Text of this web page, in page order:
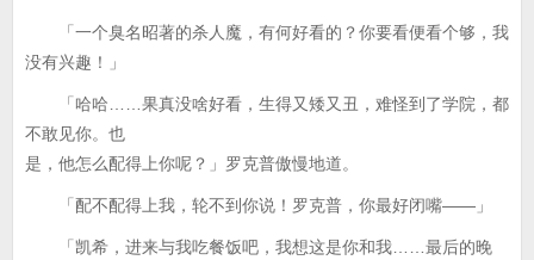
「一个臭名昭著的杀人魔，有何好看的？你要看便看个够，我
没有兴趣！」
「哈哈……果真没啥好看，生得又矮又丑，难怪到了学院，都
不敢见你。也
是，他怎么配得上你呢？」罗克普傲慢地道。
「配不配得上我，轮不到你说！罗克普，你最好闭嘴——」
「凯希，进来与我吃餐饭吧，我想这是你和我……最后的晚